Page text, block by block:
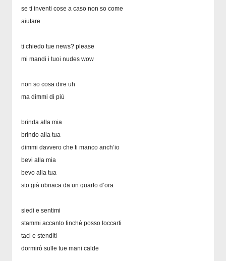
se ti inventi cose a caso non so come
aiutare
ti chiedo tue news? please
mi mandi i tuoi nudes wow
non so cosa dire uh
ma dimmi di più
brinda alla mia
brindo alla tua
dimmi davvero che ti manco anch’io
bevi alla mia
bevo alla tua
sto già ubriaca da un quarto d’ora
siedi e sentimi
stammi accanto finché posso toccarti
taci e stenditi
dormirò sulle tue mani calde